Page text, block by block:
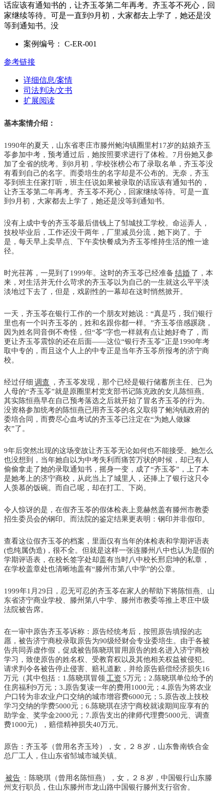
话应该有通知书的，让齐玉苓第二年再考。齐玉苓不死心，回
家继续等待。可是一直到9月初，大家都去上学了，她还是没
等到通知书。没
案例编号： C-ER-001
参考链接
详细信息/案情
司法判决/文书
扩展阅读
基本案情介绍：
1990年的夏天，山东省枣庄市滕州鲍沟镇圈里村17岁的姑娘齐玉
苓参加中考，预考通过后，她按照要求进行了体检。7月份她又参
加了全省的统考。到8月初，学校张榜公布了录取名单，齐玉苓没
有看到自己的名字。而委培生的名字却是不公布的。无奈，齐玉
苓到班主任家打听，班主任说如果被录取的话应该有通知书的，
让齐玉苓第二年再考。齐玉苓不死心，回家继续等待。可是一直
到9月初，大家都去上学了，她还是没等到通知书。
没有上成中专的齐玉苓最后借钱上了邹城技工学校。命运弄人，
技校毕业后，工作还没干两年，厂里减员分流，她下岗了。于
是，每天早上卖早点、下午卖快餐成为齐玉苓维持生活的惟一途
径。
时光荏苒，一晃到了1999年。这时的齐玉苓已经准备 结婚 了，本
来，对生活并无什么苛求的齐玉苓以为自己的一生就这么平平淡
淡地过下去了，但是，戏剧性的一幕却在这时悄然掀开。
一天，齐玉苓在银行工作的一个朋友对她说：“真是巧，我们银行
里也有一个叫齐玉苓的，姓和名跟你都一样。”齐玉苓倍感蹊跷，
因为姓名同音倒不奇怪，但“苓”字也一样就有点让她好奇了，而
更让齐玉苓震惊的还在后面——这位“银行齐玉苓”正是1990年考
取中专的，而且这个人上的中专正是当年齐玉苓所报考的济宁商
校。
经过仔细 调查
，齐玉苓发现，那个已经是银行储蓄所主任、已为
人母的“齐玉苓”就是原圈里村党支部书记陈克政的女儿陈恒燕。
其实陈恒燕早在自己预考落选之后就开始了冒名齐玉苓的行为。
没资格参加统考的陈恒燕已用齐玉苓的名义取得了鲍沟镇政府的
委培合同，而费尽心血考试的齐玉苓已注定在“为她人做嫁
衣”了。
9年后突然出现的这场变故让齐玉苓无论如何也不能接受。她怎么
也没想到，当年她自以为中考失利而痛苦万状的时候，却已有人
偷偷拿走了她的录取通知书，摇身一变，成了“齐玉苓”，上了本
是她考上的济宁商校，从此当上了城里人，还捧上了银行这只令
人羡慕的饭碗。而自己呢，却在打工、下岗。
令人惊讶的是，在假齐玉苓的假体检表上竟赫然盖有滕州市教委
招生委员会的钢印。而法院的鉴定结果更表明：钢印并非假印。
查看这位假齐玉苓的档案，里面仅有当年的体检表和学期评语表
(也纯属伪造)，很不全。但就是这样一张连滕州八中也认为是假的
学期评语表，在校长签字处却盖有当时八中校长邢启坤的私章，
在学校盖章处也清晰地盖有“滕州市第八中学”的公章。
1999年1月29日，忍无可忍的齐玉苓在家人的帮助下将陈恒燕、山
东省济宁商业学校、滕州第八中学、滕州市教委等推上枣庄中级
法院被告席。
在一审中原告齐玉苓诉称：原告经统考后，按照原告填报的志
愿，被告济宁商校录取原告为90级经财会专业委培生。由于各被
告共同弄虚作假，促成被告陈晓琪冒用原告的姓名进入济宁商校
学习，致使原告的姓名权、受教育权以及其他相关权益被侵犯。
请求判令各被告停止侵害、赔礼道歉，并给原告赔偿经济损失16
万元（其中包括：1.陈晓琪冒领 工资 5万元；2.陈晓琪单位给予的
住房福利9万元；3.原告复读一年的费用1000元；4.原告为将农业
户口转为非农业户口交纳的城市增容费6000元；5.原告改上技校
学习交纳的学费5000元；6.陈晓琪在济宁商校就读期间应享有的
助学金、奖学金2000元；7.原告支出的律师代理费5000元、调查
费1000元），赔偿精神损失40万元。
原告：齐玉苓（曾用名齐玉玲），女，２８岁，山东鲁南铁合金
总厂工人，住山东省邹城市城关镇。
被告 ：陈晓琪（曾用名陈恒燕），女，２８岁，中国银行山东滕
州支行职员，住山东滕州市龙山路中国银行滕州支行宿舍。